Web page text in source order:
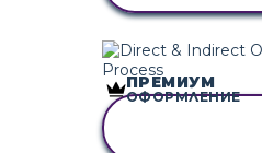
ПРЕМИУМ
ОФОРМЛЕНИЕ